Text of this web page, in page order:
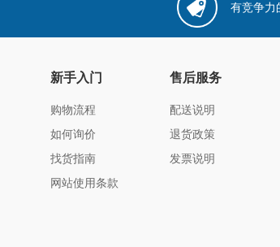
有竞争力
新手入门
购物流程
如何询价
找货指南
网站使用条款
售后服务
配送说明
退货政策
发票说明